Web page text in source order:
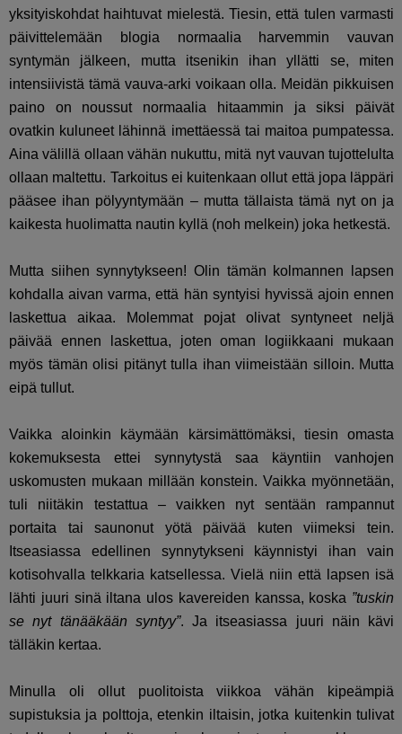
yksityiskohdat haihtuvat mielestä. Tiesin, että tulen varmasti
päivittelemään blogia normaalia harvemmin vauvan
syntymän jälkeen, mutta itsenikin ihan yllätti se, miten
intensiivistä tämä vauva-arki voikaan olla. Meidän pikkuisen
paino on noussut normaalia hitaammin ja siksi päivät
ovatkin kuluneet lähinnä imettäessä tai maitoa pumpatessa.
Aina välillä ollaan vähän nukuttu, mitä nyt vauvan tujottelulta
ollaan maltettu. Tarkoitus ei kuitenkaan ollut että jopa läppäri
pääsee ihan pölyyntymään – mutta tällaista tämä nyt on ja
kaikesta huolimatta nautin kyllä (noh melkein) joka hetkestä.
Mutta siihen synnytykseen! Olin tämän kolmannen lapsen
kohdalla aivan varma, että hän syntyisi hyvissä ajoin ennen
laskettua aikaa. Molemmat pojat olivat syntyneet neljä
päivää ennen laskettua, joten oman logiikkaani mukaan
myös tämän olisi pitänyt tulla ihan viimeistään silloin. Mutta
eipä tullut.
Vaikka aloinkin käymään kärsimättömäksi, tiesin omasta
kokemuksesta ettei synnytystä saa käyntiin vanhojen
uskomusten mukaan millään konstein. Vaikka myönnetään,
tuli niitäkin testattua – vaikken nyt sentään rampannut
portaita tai saunonut yötä päivää kuten viimeksi tein.
Itseasiassa edellinen synnytykseni käynnistyi ihan vain
kotisohvalla telkkaria katsellessa. Vielä niin että lapsen isä
lähti juuri sinä iltana ulos kavereiden kanssa, koska ”tuskin
se nyt tänääkään syntyy”. Ja itseasiassa juuri näin kävi
tälläkin kertaa.
Minulla oli ollut puolitoista viikkoa vähän kipeämpiä
supistuksia ja polttoja, etenkin iltaisin, jotka kuitenkin tulivat